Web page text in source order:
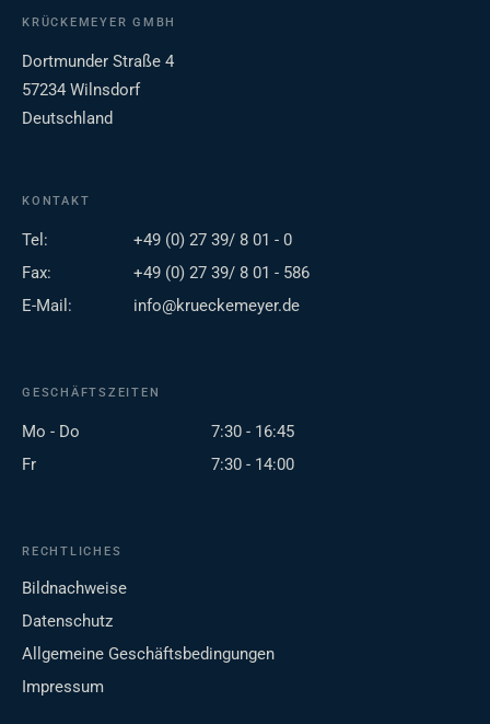
KRÜCKEMEYER GMBH
Dortmunder Straße 4
57234 Wilnsdorf
Deutschland
KONTAKT
Tel:
+49 (0) 27 39/ 8 01 - 0
Fax:
+49 (0) 27 39/ 8 01 - 586
E-Mail:
info@krueckemeyer.de
GESCHÄFTSZEITEN
Mo - Do
7:30 - 16:45
Fr
7:30 - 14:00
RECHTLICHES
Bildnachweise
Datenschutz
Allgemeine Geschäftsbedingungen
Impressum